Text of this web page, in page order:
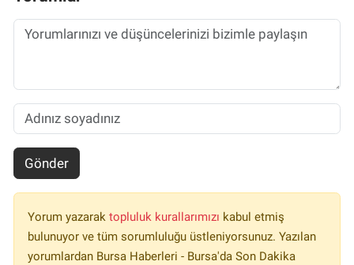
Gönder
Yorum yazarak topluluk kurallarımızı kabul etmiş
bulunuyor ve tüm sorumluluğu üstleniyorsunuz. Yazılan
yorumlardan Bursa Haberleri - Bursa'da Son Dakika